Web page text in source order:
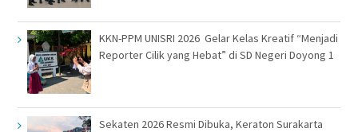
KKN-PPM UNISRI 2026 Gelar Kelas Kreatif “Menjadi
Reporter Cilik yang Hebat” di SD Negeri Doyong 1
Sekaten 2026 Resmi Dibuka, Keraton Surakarta